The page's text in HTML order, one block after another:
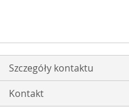
Szczegóły kontaktu
Kontakt